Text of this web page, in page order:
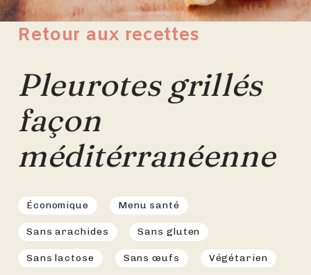
Retour aux recettes
Pleurotes grillés
façon
méditérranéenne
Économique Menu santé
Sans arachides Sans gluten
Sans lactose Sans œufs Végétarien